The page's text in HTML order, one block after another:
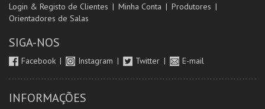
Login & Registo de Clientes Minha Conta
Produtores
Orientadores de Salas
SIGA-NOS
Facebook Instagram Twitter E-mail
INFORMAÇÕES